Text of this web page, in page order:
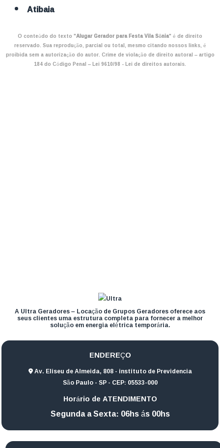
Atibaia
O conteúdo do texto "Alugar Gerador para Festa Vila Sônia" é de direito
reservado. Sua reprodução, parcial ou total, mesmo citando nossos links, é
proibida sem a autorização do autor. Crime de violação de direito autoral – artigo
184 do Código Penal –Lei 9610/98 - Lei de direitos autorais.
A Ultra Geradores – Locação de Grupos Geradores oferece aos
seus clientes uma estrutura completa para fornecer a melhor
solução em energia elétrica temporária.
ENDEREÇO
Av. Eliseu de Almeida, 808 - instituto de Previdencia
São Paulo - SP - CEP: 05533-000
Horário de ATENDIMENTO
Segunda a Sexta: 06hs ás 00hs